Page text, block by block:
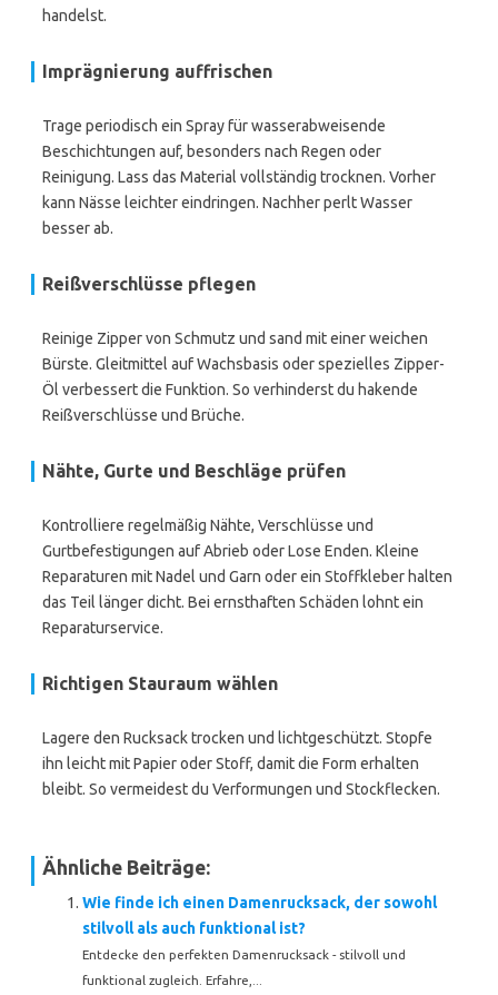
handelst.
Imprägnierung auffrischen
Trage periodisch ein Spray für wasserabweisende
Beschichtungen auf, besonders nach Regen oder
Reinigung. Lass das Material vollständig trocknen. Vorher
kann Nässe leichter eindringen. Nachher perlt Wasser
besser ab.
Reißverschlüsse pflegen
Reinige Zipper von Schmutz und sand mit einer weichen
Bürste. Gleitmittel auf Wachsbasis oder spezielles Zipper-
Öl verbessert die Funktion. So verhinderst du hakende
Reißverschlüsse und Brüche.
Nähte, Gurte und Beschläge prüfen
Kontrolliere regelmäßig Nähte, Verschlüsse und
Gurtbefestigungen auf Abrieb oder Lose Enden. Kleine
Reparaturen mit Nadel und Garn oder ein Stoffkleber halten
das Teil länger dicht. Bei ernsthaften Schäden lohnt ein
Reparaturservice.
Richtigen Stauraum wählen
Lagere den Rucksack trocken und lichtgeschützt. Stopfe
ihn leicht mit Papier oder Stoff, damit die Form erhalten
bleibt. So vermeidest du Verformungen und Stockflecken.
Ähnliche Beiträge:
Wie finde ich einen Damenrucksack, der sowohl
stilvoll als auch funktional ist?
Entdecke den perfekten Damenrucksack - stilvoll und
funktional zugleich. Erfahre,...